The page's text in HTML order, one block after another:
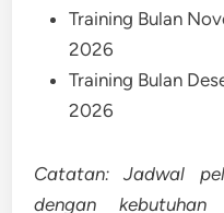
Training Bulan
2026
Training Bulan
2026
Catatan: Jadwal
dengan